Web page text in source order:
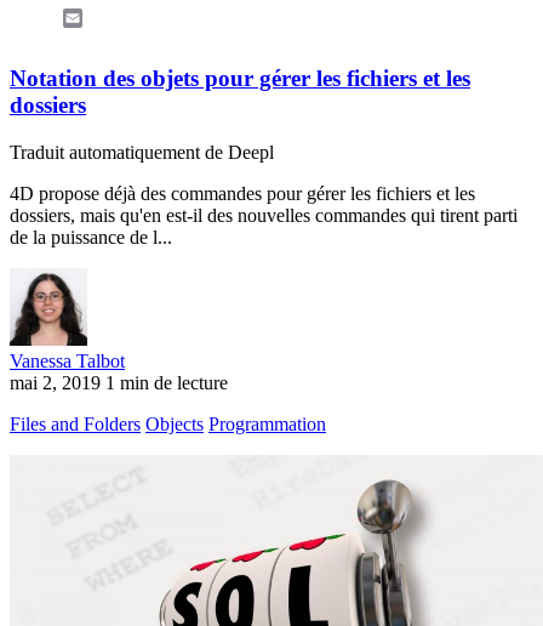
Notation des objets pour gérer les fichiers et les
dossiers
Traduit automatiquement de Deepl
4D propose déjà des commandes pour gérer les fichiers et les
dossiers, mais qu'en est-il des nouvelles commandes qui tirent parti
de la puissance de l...
Vanessa Talbot
mai 2, 2019 1 min de lecture
Files and Folders Objects Programmation